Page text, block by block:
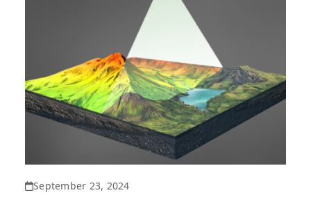
September 23, 2024